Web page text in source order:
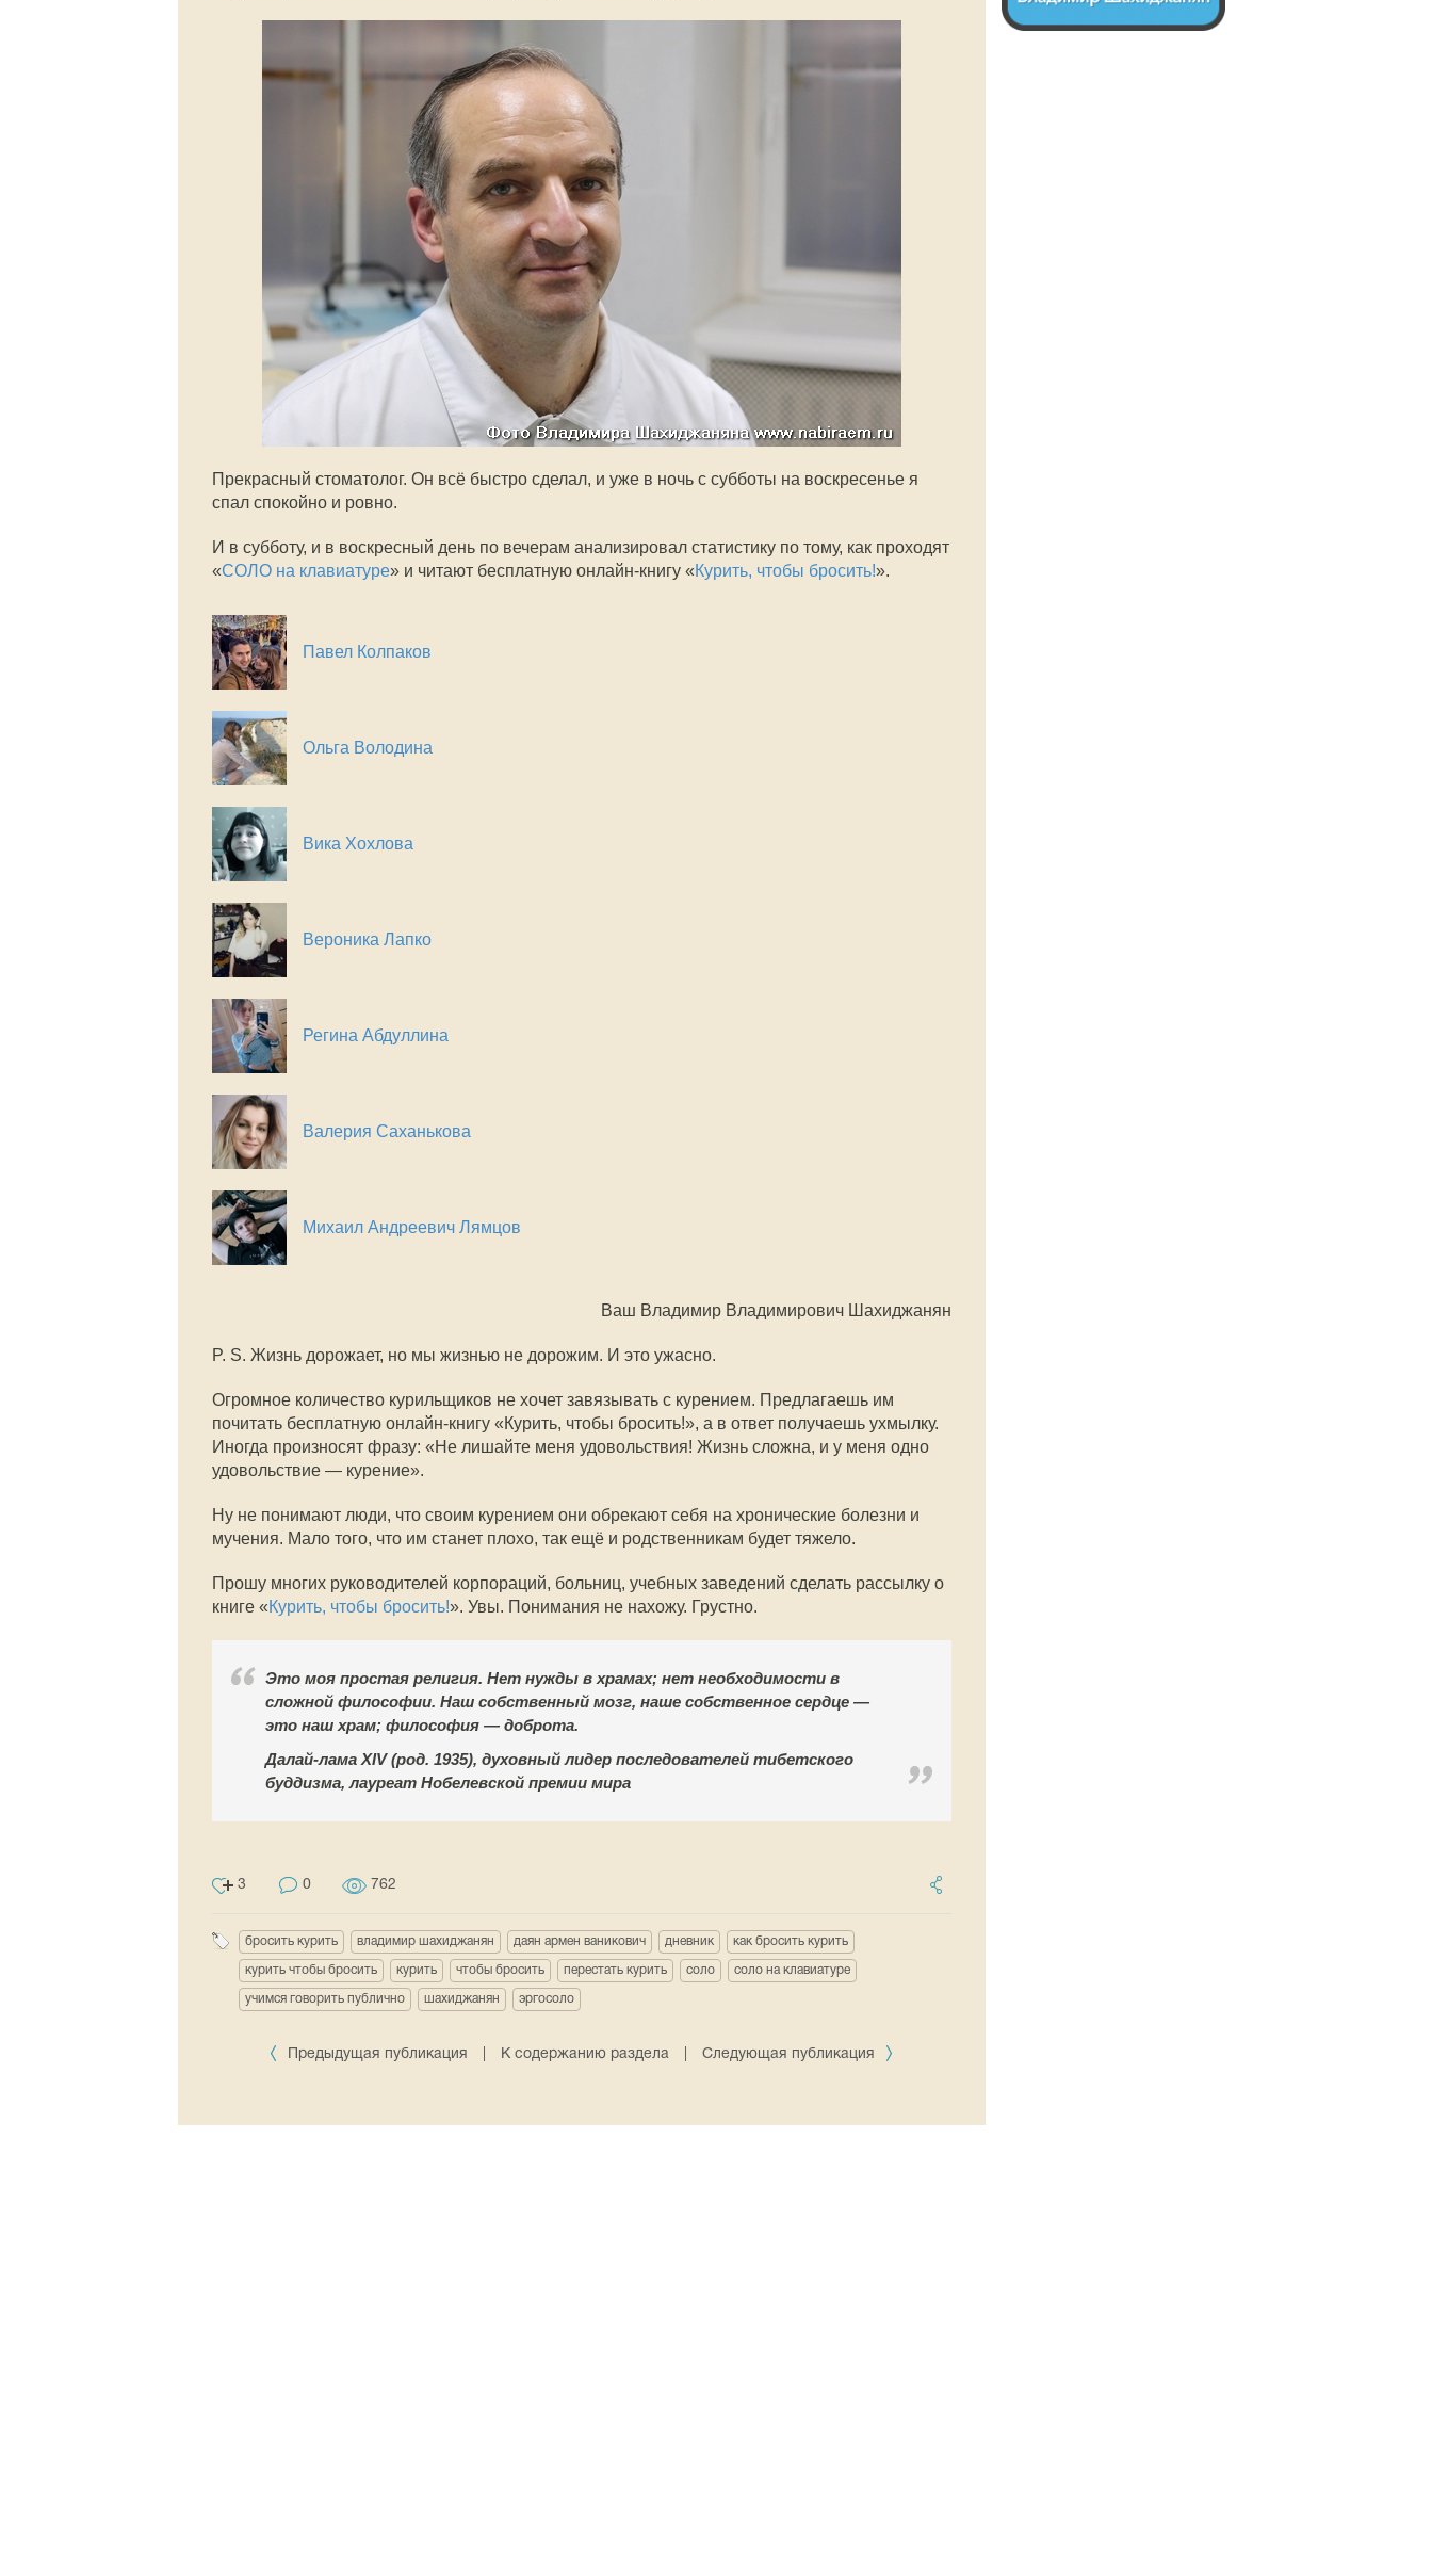
Прекрасный стоматолог. Он всё быстро сделал, и уже в ночь с субботы на воскресенье я
спал спокойно и ровно.
И в субботу, и в воскресный день по вечерам анализировал статистику по тому, как проходят
«СОЛО на клавиатуре» и читают бесплатную онлайн-книгу «Курить, чтобы бросить!».
Павел Колпаков
Ольга Володина
Вика Хохлова
Вероника Лапко
Регина Абдуллина
Валерия Саханькова
Михаил Андреевич Лямцов
Ваш Владимир Владимирович Шахиджанян
P. S. Жизнь дорожает, но мы жизнью не дорожим. И это ужасно.
Огромное количество курильщиков не хочет завязывать с курением. Предлагаешь им
почитать бесплатную онлайн-книгу «Курить, чтобы бросить!», а в ответ получаешь ухмылку.
Иногда произносят фразу: «Не лишайте меня удовольствия! Жизнь сложна, и у меня одно
удовольствие — курение».
Ну не понимают люди, что своим курением они обрекают себя на хронические болезни и
мучения. Мало того, что им станет плохо, так ещё и родственникам будет тяжело.
Прошу многих руководителей корпораций, больниц, учебных заведений сделать рассылку о
книге «Курить, чтобы бросить!». Увы. Понимания не нахожу. Грустно.
Это моя простая религия. Нет нужды в храмах; нет необходимости в
сложной философии. Наш собственный мозг, наше собственное сердце —
это наш храм; философия — доброта.
Далай-лама XIV (род. 1935), духовный лидер последователей тибетского
буддизма, лауреат Нобелевской премии мира
3 0 762
бросить курить владимир шахиджанян даян армен ваникович дневник как бросить курить
курить чтобы бросить курить чтобы бросить перестать курить соло соло на клавиатуре
учимся говорить публично шахиджанян эргосоло
Предыдущая публикация К содержанию раздела Следующая публикация